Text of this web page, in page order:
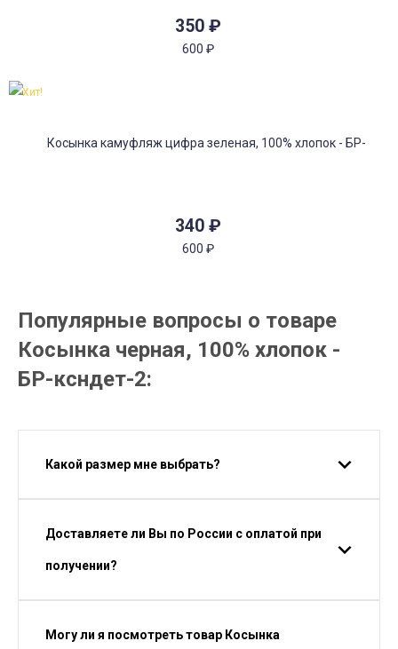
350 ₽
600 ₽
340 ₽
600 ₽
Хит!
Популярные вопросы о товаре
Косынка черная, 100% хлопок -
БР-ксндет-2:
Какой размер мне выбрать?
Доставляете ли Вы по России с оплатой при
получении?
Могу ли я посмотреть товар Косынка